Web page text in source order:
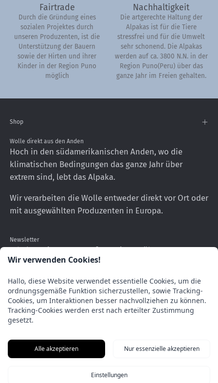
Fairtrade
Durch die Gründung eines
sozialen Projektes durch
unseren Produzenten, ist die
Unterstützung der Bauern
sowie der Hirten und ihrer
Kinder in der Region Puno
möglich
Nachhaltigkeit
Die artgerechte Haltung der
Alpakas ist für die Tiere
stressfrei und für die Umwelt
sehr schonend. Die Alpakas
werden auf ca. 3800 N.N. in der
Region Puno(Peru) über das
ganze Jahr im Freien gehalten.
Shop
Wolle direkt aus den Anden
Hoch in den südamerikanischen Anden, wo die
klimatischen Bedingungen das ganze Jahr über
extrem sind, lebt das Alpaka.
Wir verarbeiten die Wolle entweder direkt vor Ort oder
mit ausgewählten Produzenten in Europa.
Newsletter
Erhalten Sie neueste Informationen über unsere
Produkte
Abonnieren
Sie
unseren
AlpacaOne.
Wir verwenden Cookies!
Hallo, diese Website verwendet essentielle Cookies, um die
ordnungsgemäße Funktion sicherzustellen, sowie Tracking-
Cookies, um Interaktionen besser nachvollziehen zu können.
Tracking-Cookies werden erst nach erteilter Zustimmung
gesetzt.
Alle akzeptieren Nur essenzielle akzeptieren
Einstellungen